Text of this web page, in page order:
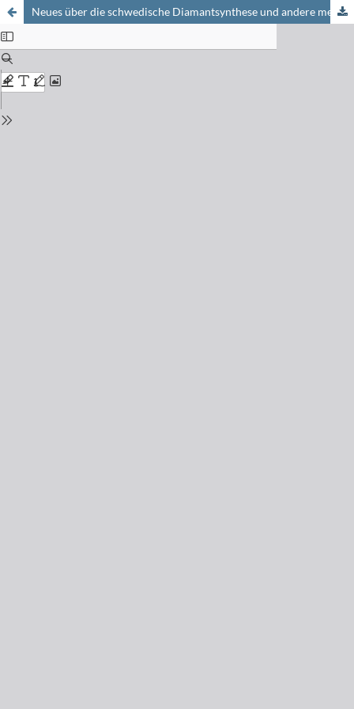
Neues über die schwedische Diamantsynthese und andere metallkatalysierte polymorphe Umwandlungen